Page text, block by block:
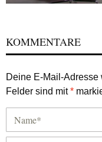
KOMMENTARE
Deine E-Mail-Adresse
Felder sind mit*